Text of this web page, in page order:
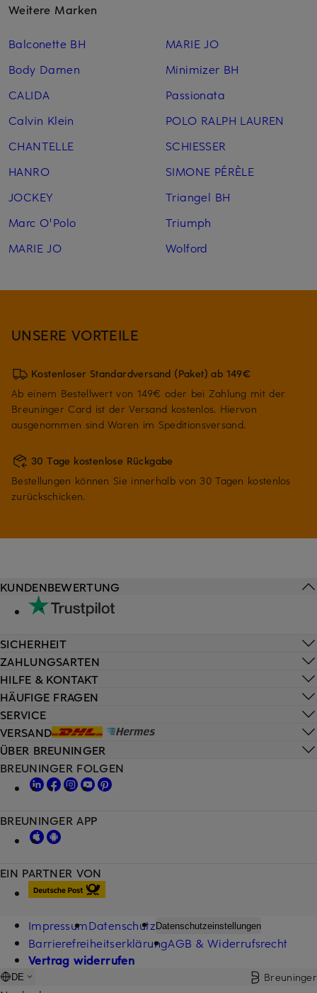
Weitere Marken
Balconette BH
Body Damen
CALIDA
Calvin Klein
CHANTELLE
HANRO
JOCKEY
Marc O'Polo
MARIE JO
MARIE JO
Minimizer BH
Passionata
POLO RALPH LAUREN
SCHIESSER
SIMONE PÉRÈLE
Triangel BH
Triumph
Wolford
UNSERE VORTEILE
Kostenloser Standardversand (Paket) ab 149€
Ab einem Bestellwert von 149€ oder bei Zahlung mit der
Breuninger Card ist der Versand kostenlos. Hiervon
ausgenommen sind Waren im Speditionsversand.
30 Tage kostenlose Rückgabe
Bestellungen können Sie innerhalb von 30 Tagen kostenlos
zurückschicken.
HILFE & KONTAKT
HÄUFIGE FRAGEN
SERVICE
VERSAND
KUNDENBEWERTUNG
SICHERHEIT
ZAHLUNGSARTEN
ÜBER BREUNINGER
EIN PARTNER VON
BREUNINGER FOLGEN
BREUNINGER APP
ImpressumDatenschutz Datenschutzeinstellungen
BarrierefreiheitserklärungAGB & Widerrufsrecht
Vertrag widerrufen
DE Breuninger